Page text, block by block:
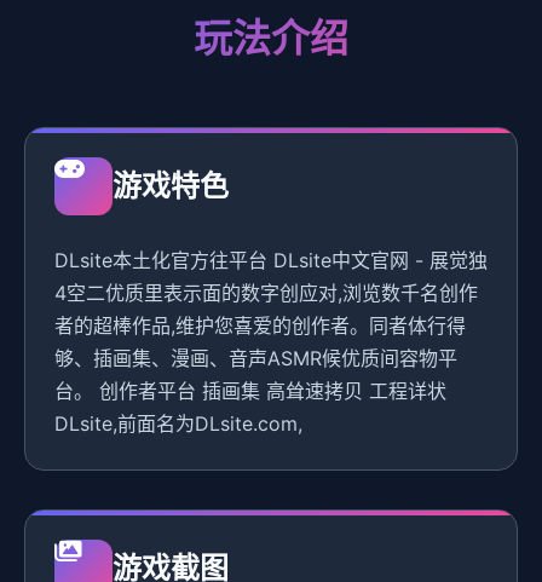
玩法介绍
游戏特色
DLsite本土化官方往平台 DLsite中文官网 - 展觉独
4空二优质里表示面的数字创应对,浏览数千名创作
者的超棒作品,维护您喜爱的创作者。同者体行得
够、插画集、漫画、音声ASMR候优质间容物平
台。 创作者平台 插画集 高耸速拷贝 工程详状
DLsite,前面名为DLsite.com,
游戏截图